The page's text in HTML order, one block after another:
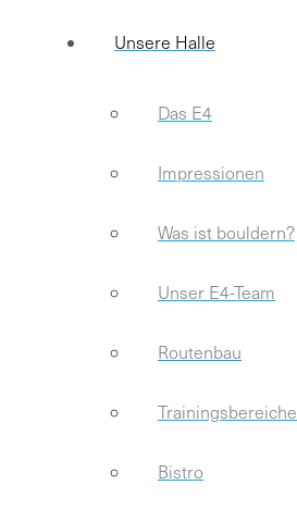
Unsere Halle
Das E4
Impressionen
Was ist bouldern?
Unser E4-Team
Routenbau
Trainingsbereiche
Bistro